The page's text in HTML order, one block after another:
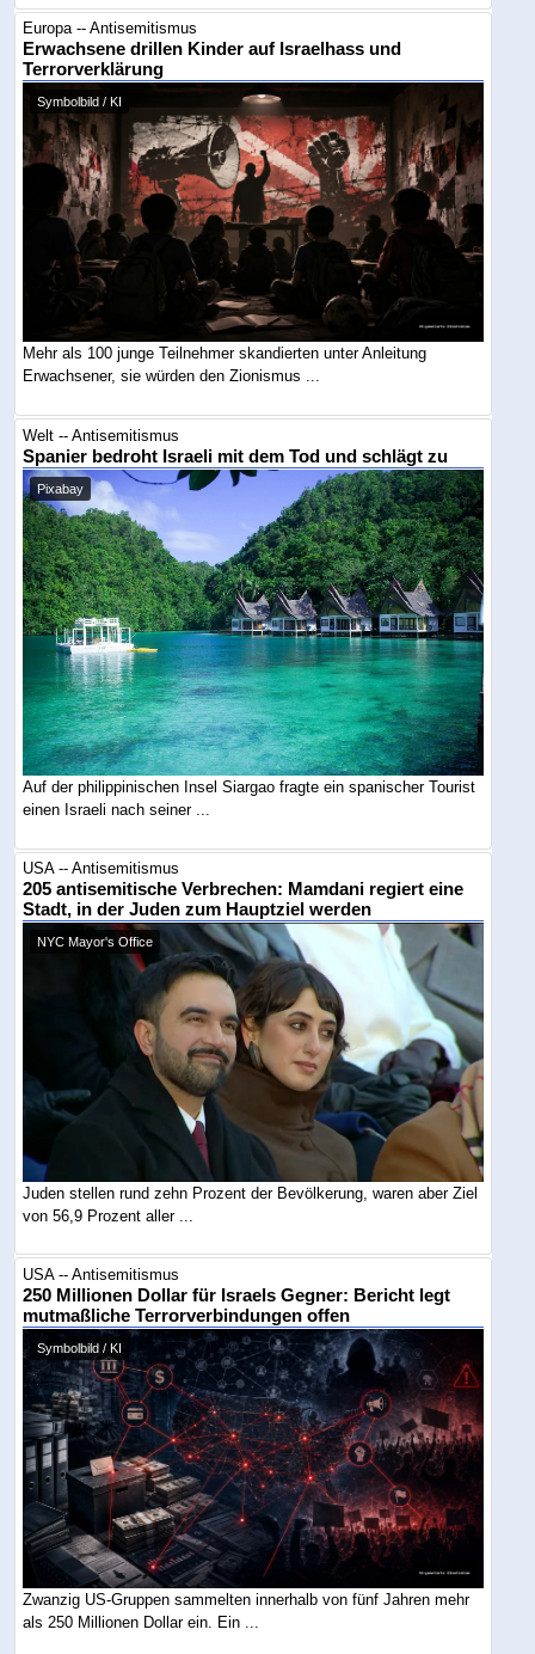
Europa -- Antisemitismus
Erwachsene drillen Kinder auf Israelhass und
Terrorverklärung
Symbolbild / KI
Mehr als 100 junge Teilnehmer skandierten unter Anleitung
Erwachsener, sie würden den Zionismus ...
Welt -- Antisemitismus
Spanier bedroht Israeli mit dem Tod und schlägt zu
Pixabay
Auf der philippinischen Insel Siargao fragte ein spanischer Tourist
einen Israeli nach seiner ...
USA -- Antisemitismus
205 antisemitische Verbrechen: Mamdani regiert eine
Stadt, in der Juden zum Hauptziel werden
NYC Mayor's Office
Juden stellen rund zehn Prozent der Bevölkerung, waren aber Ziel
von 56,9 Prozent aller ...
USA -- Antisemitismus
250 Millionen Dollar für Israels Gegner: Bericht legt
mutmaßliche Terrorverbindungen offen
Symbolbild / KI
Zwanzig US-Gruppen sammelten innerhalb von fünf Jahren mehr
als 250 Millionen Dollar ein. Ein ...